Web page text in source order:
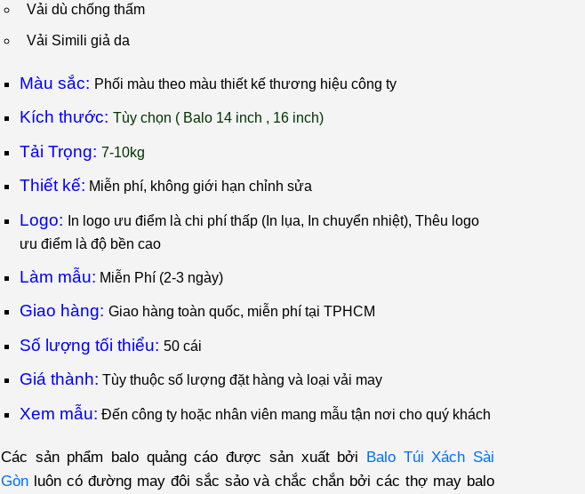
Vải dù chống thấm
Vải Simili giả da
Màu sắc: Phối màu theo màu thiết kế thương hiệu công ty
Kích thước: Tùy chọn ( Balo 14 inch , 16 inch)
Tải Trọng: 7-10kg
Thiết kế: Miễn phí, không giới hạn chỉnh sửa
Logo:
n logo ưu điểm là chi phí thấp (In lụa, In chuyển nhiệt), Thêu logo
ưu điểm là độ bền cao
Làm mẫu: Miễn Phí (2-3 ngày)
Giao hàng: Giao hàng toàn quốc, miễn phí tại TPHCM
Số lượng tối thiểu: 50 cái
Giá thành: Tùy thuộc số lượng đặt hàng và loại vải may
Xem mẫu: Đến công ty hoặc nhân viên mang mẫu tận nơi cho quý khách
Các sản phẩm balo quảng cáo được sản xuất bởi Balo Túi Xách Sài
Gòn luôn có đường may đôi sắc sảo và chắc chắn bởi các thợ may balo